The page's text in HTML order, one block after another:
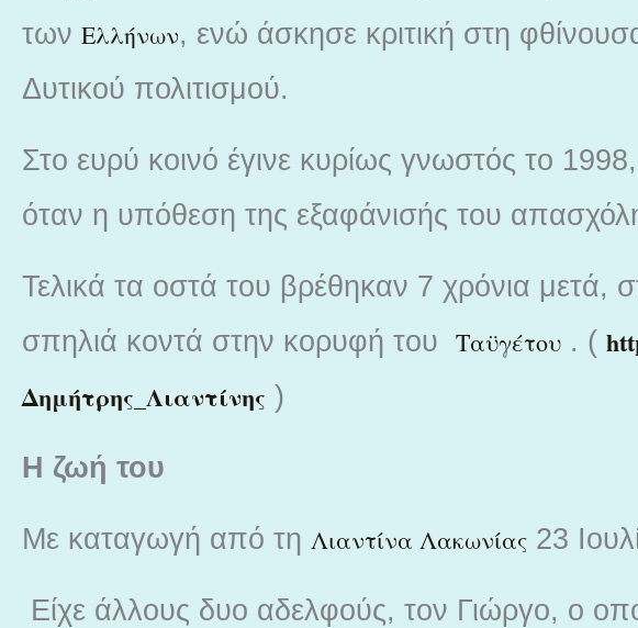
των Ελλήνων, ενώ άσκησε κριτική στη
Δυτικού πολιτισμού.
Στο ευρύ κοινό έγινε κυρίως γνωστός το
όταν η υπόθεση της εξαφάνισής του
Τελικά τα οστά του βρέθηκαν 7 χρόνια μετά,
σπηλιά κοντά στην κορυφή του Ταϋγέτου . (
Δημήτρης_Λιαντίνης )
Η ζωή του
Με καταγωγή από τη Λιαντίνα Λακωνίας 23
Είχε άλλους δυο αδελφούς, τον Γιώργο, ο